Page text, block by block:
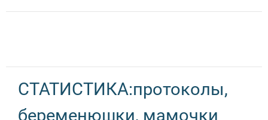
СТАТИСТИКА:протоколы,
беременюшки, мамочки